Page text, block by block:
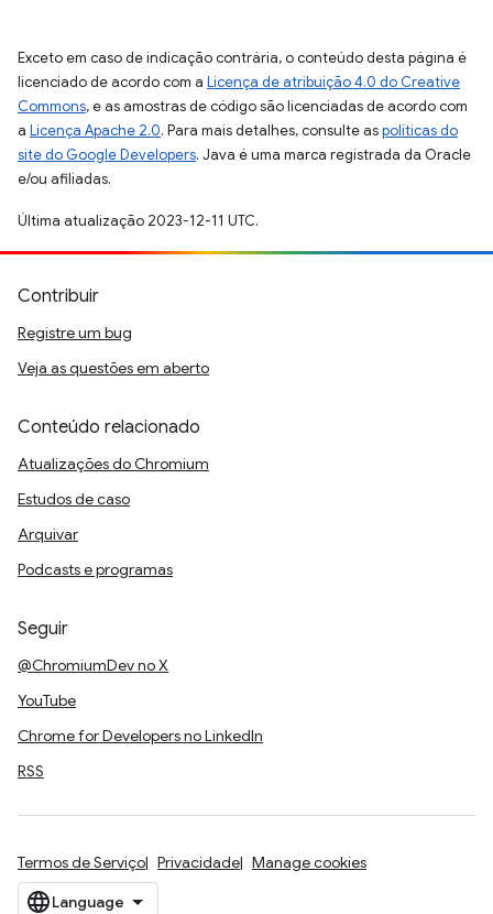
Exceto em caso de indicação contrária, o conteúdo desta página é
licenciado de acordo com a Licença de atribuição 4.0 do Creative
Commons, e as amostras de código são licenciadas de acordo com
a Licença Apache 2.0. Para mais detalhes, consulte aspolíticas do
site do Google Developers. Java é uma marca registrada da Oracle
e/ou afiliadas.
Última atualização 2023-12-11 UTC.
Contribuir
Registre um bug
Veja as questões em aberto
Conteúdo relacionado
Atualizações do Chromium
Estudos de caso
Arquivar
Podcasts e programas
Seguir
@ChromiumDev no X
YouTube
Chrome for Developers no LinkedIn
RSS
Termos de Serviço Privacidade Manage cookies